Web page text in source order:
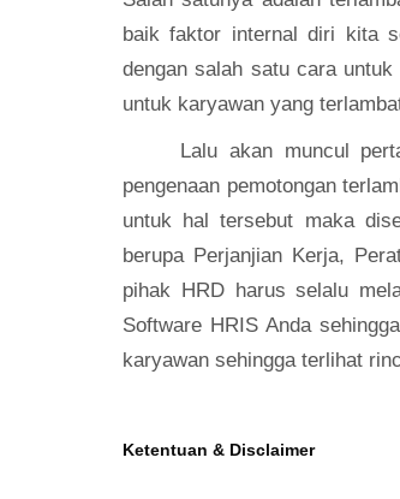
baik faktor internal diri kita
dengan salah satu cara
untuk karyawan yang
Lalu akan muncul
pengenaan pemotongan
untuk hal tersebut maka
berupa Perjanjian Kerja,
pihak HRD harus selalu
Software HRIS Anda
karyawan sehingga terlihat
Ketentuan & Disclaimer